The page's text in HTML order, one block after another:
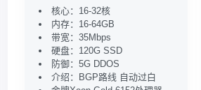
核心：16-32核
内存：16-64GB
带宽：35Mbps
硬盘：120G SSD
防御：5G DDOS
介绍：BGP路线 自动过白